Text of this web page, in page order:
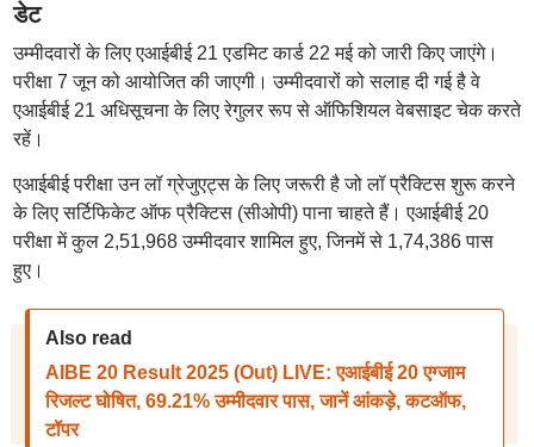
डेट
उम्मीदवारों के लिए एआईबीई 21 एडमिट कार्ड 22 मई को जारी किए जाएंगे।
परीक्षा 7 जून को आयोजित की जाएगी। उम्मीदवारों को सलाह दी गई है वे
एआईबीई 21 अधिसूचना के लिए रेगुलर रूप से ऑफिशियल वेबसाइट चेक करते
रहें।
एआईबीई परीक्षा उन लॉ ग्रेजुएट्स के लिए जरूरी है जो लॉ प्रैक्टिस शुरू करने
के लिए सर्टिफिकेट ऑफ प्रैक्टिस (सीओपी) पाना चाहते हैं। एआईबीई 20
परीक्षा में कुल 2,51,968 उम्मीदवार शामिल हुए, जिनमें से 1,74,386 पास
हुए।
Also read
AIBE 20 Result 2025 (Out) LIVE: एआईबीई 20 एग्जाम
रिजल्ट घोषित, 69.21% उम्मीदवार पास, जानें आंकड़े, कटऑफ,
टॉपर